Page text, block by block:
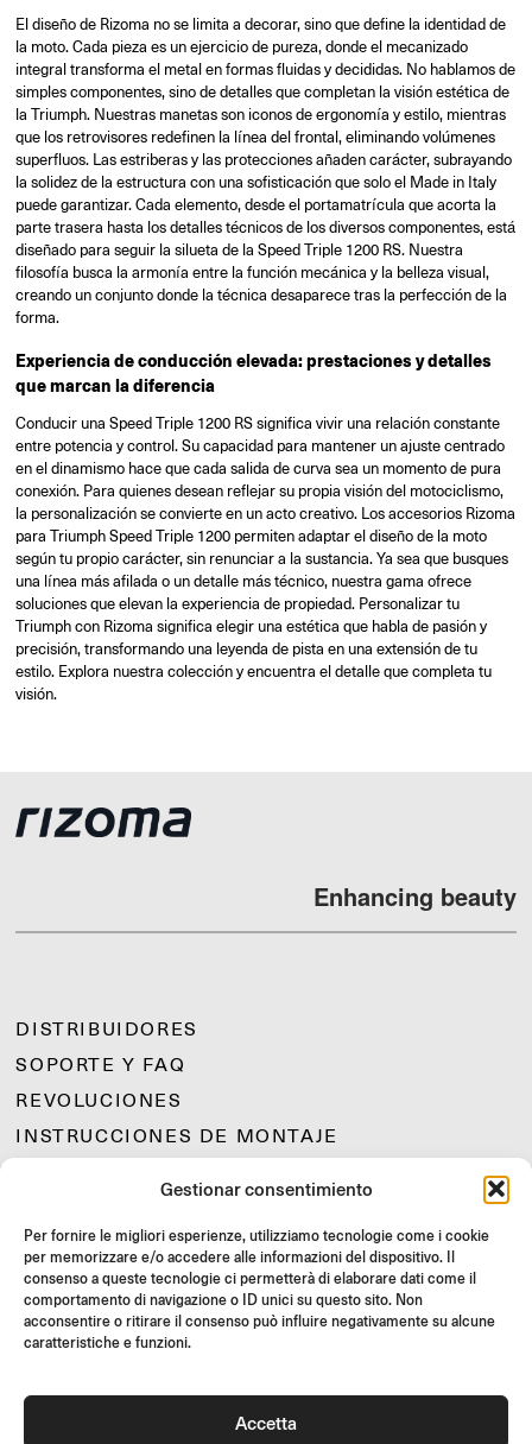
Gestionar consentimiento
Per fornire le migliori esperienze, utilizziamo tecnologie come i cookie
per memorizzare e/o accedere alle informazioni del dispositivo. Il
consenso a queste tecnologie ci permetterà di elaborare dati come il
comportamento di navigazione o ID unici su questo sito. Non
acconsentire o ritirare il consenso può influire negativamente su alcune
caratteristiche e funzioni.
Accetta
El diseño de Rizoma no se limita a decorar, sino que define la identidad de
la moto. Cada pieza es un ejercicio de pureza, donde el mecanizado
integral transforma el metal en formas fluidas y decididas. No hablamos de
simples componentes, sino de detalles que completan la visión estética de
la Triumph. Nuestras manetas son iconos de ergonomía y estilo, mientras
que los retrovisores redefinen la línea del frontal, eliminando volúmenes
superfluos. Las estriberas y las protecciones añaden carácter, subrayando
la solidez de la estructura con una sofisticación que solo el Made in Italy
puede garantizar. Cada elemento, desde el portamatrícula que acorta la
parte trasera hasta los detalles técnicos de los diversos componentes, está
diseñado para seguir la silueta de la Speed Triple 1200 RS. Nuestra
filosofía busca la armonía entre la función mecánica y la belleza visual,
creando un conjunto donde la técnica desaparece tras la perfección de la
forma.
Experiencia de conducción elevada: prestaciones y detalles
que marcan la diferencia
Conducir una Speed Triple 1200 RS significa vivir una relación constante
entre potencia y control. Su capacidad para mantener un ajuste centrado
en el dinamismo hace que cada salida de curva sea un momento de pura
conexión. Para quienes desean reflejar su propia visión del motociclismo,
la personalización se convierte en un acto creativo. Los accesorios Rizoma
para Triumph Speed Triple 1200 permiten adaptar el diseño de la moto
según tu propio carácter, sin renunciar a la sustancia. Ya sea que busques
una línea más afilada o un detalle más técnico, nuestra gama ofrece
soluciones que elevan la experiencia de propiedad. Personalizar tu
Triumph con Rizoma significa elegir una estética que habla de pasión y
precisión, transformando una leyenda de pista en una extensión de tu
estilo. Explora nuestra colección y encuentra el detalle que completa tu
visión.
Enhancing beauty
DISTRIBUIDORES
SOPORTE Y FAQ
REVOLUCIONES
INSTRUCCIONES DE MONTAJE
JOIN US
¡Únete a la comunidad Rizoma y accede a contenidos exclusivos y
ofertas especiales!